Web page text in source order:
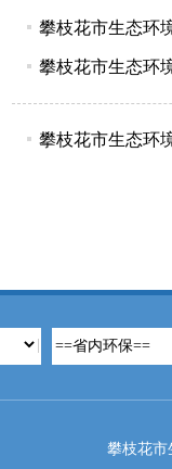
攀枝花市生态环
攀枝花市生态环
攀枝花市生态环
攀枝花